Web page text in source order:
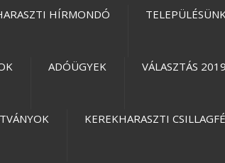
HÍRMONDÓ
ADÓÜGYEK VÁLASZTÁS 2019
KEREKHARASZTI